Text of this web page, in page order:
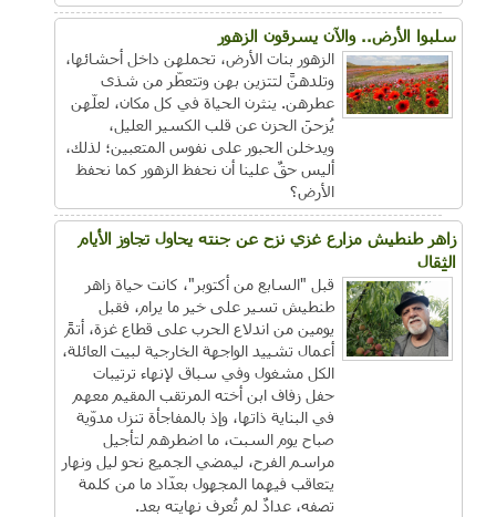
سلبوا الأرض.. والآن يسرقون الزهور
الزهور بنات الأرض، تحملهن داخل أحشائها،
وتلدهنَّ لتتزين بهن وتتعطّر من شذى
عطرهن. ينثرن الحياة في كل مكان، لعلّهن
يُزحنَ الحزن عن قلب الكسير العليل،
ويدخلن الحبور على نفوس المتعبين؛ لذلك،
أليس حقٌ علينا أن نحفظ الزهور كما نحفظ
الأرض؟
زاهر طنطيش مزارع غزي نزح عن جنته يحاول تجاوز الأيام
الثِقال
قبل "السابع من أكتوبر"، كانت حياة زاهر
طنطيش تسير على خير ما يرام، فقبل
يومين من اندلاع الحرب على قطاع غزة، أتمً
أعمال تشييد الواجهة الخارجية لبيت العائلة،
الكل مشغول وفي سباق لإنهاء ترتيبات
حفل زفاف ابن أخته المرتقب المقيم معهم
في البناية ذاتها، وإذ بالمفاجأة تنزل مدوّية
صباح يوم السبت، ما اضطرهم لتأجيل
مراسم الفرح، ليمضي الجميع نحو ليل ونهار
يتعاقب فيهما المجهول بعدّاد ما من كلمة
تصفه، عدادٌ لم تُعرف نهايته بعد.